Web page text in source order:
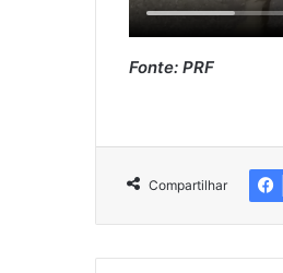
Fonte: PRF
Compartilhar